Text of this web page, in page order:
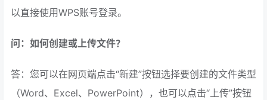
以直接使用WPS账号登录。
问：如何创建或上传文件？
答：您可以在网页端点击“新建”按钮选择要创建的文件类型
（Word、Excel、PowerPoint），也可以点击“上传”按钮